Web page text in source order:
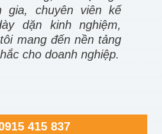
gia, chuyên viên kế
dặn kinh nghiệm,
mang đến nền tảng
cho doanh nghiệp.
415 837